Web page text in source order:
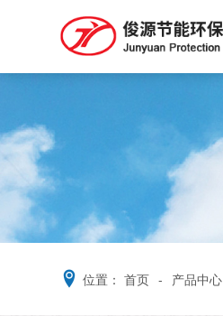
位置： 首页 - 产品中心